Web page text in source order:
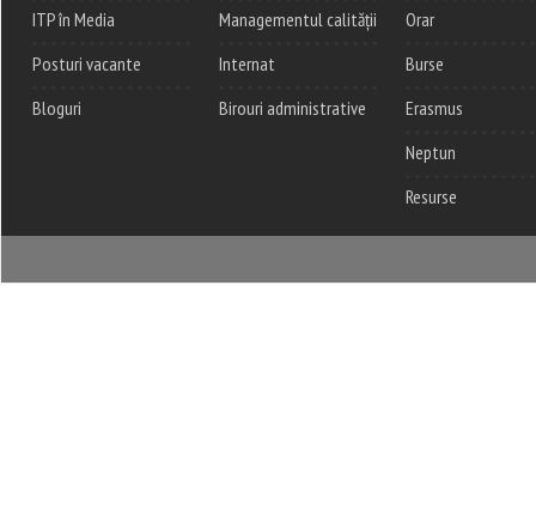
ITP în Media
Posturi vacante
Bloguri
Managementul calității
Internat
Birouri administrative
Orar
Burse
Erasmus
Neptun
Resurse